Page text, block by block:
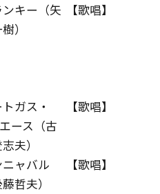
ンキー（矢
）
【歌唱】
ガス・
ース（古
夫）
【歌唱】
ャバル
藤哲夫）
【歌唱】